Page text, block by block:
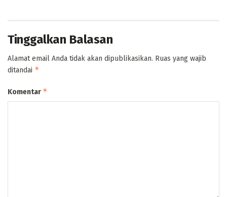
Tinggalkan Balasan
Alamat email Anda tidak akan dipublikasikan. Ruas yang wajib
ditandai *
Komentar *